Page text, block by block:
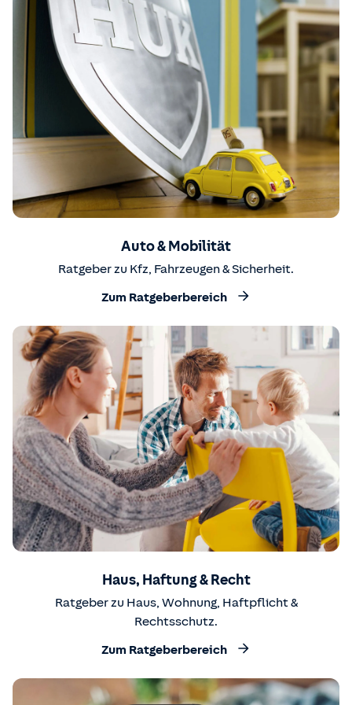
Auto & Mobilität
Ratgeber zu Kfz, Fahrzeugen & Sicherheit.
Zum Ratgeberbereich
Haus, Haftung & Recht
Ratgeber zu Haus, Wohnung, Haftpflicht &
Rechtsschutz.
Zum Ratgeberbereich